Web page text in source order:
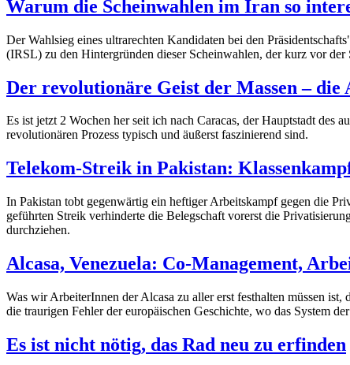
Warum die Scheinwahlen im Iran so
Der Wahlsieg eines ultrarechten Kandidaten bei den
(IRSL) zu den Hintergründen dieser Scheinwahlen, der kurz vor der
Der revolutionäre Geist der Massen –
Es ist jetzt 2 Wochen her seit ich nach Caracas, der Hauptstadt
revolutionären Prozess typisch und äußerst faszinierend sind.
Telekom-Streik in Pakistan:
In Pakistan tobt gegenwärtig ein heftiger Arbeitskampf gegen die
geführten Streik verhinderte die Belegschaft vorerst die
durchziehen.
Alcasa, Venezuela: Co-Management,
Was wir ArbeiterInnen der Alcasa zu aller erst festhalten müssen
die traurigen Fehler der europäischen Geschichte, wo das System
Es ist nicht nötig, das Rad neu zu erfinden